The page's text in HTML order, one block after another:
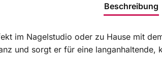
Beschreibung
im Nagelstudio oder zu Hause mit
und sorgt er für eine langanhaltende,